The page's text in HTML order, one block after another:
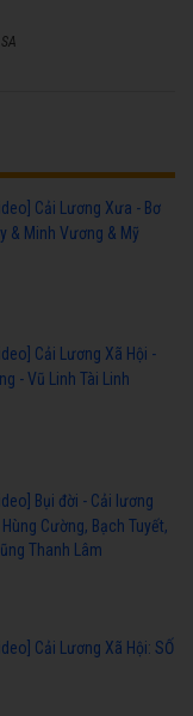
Cải Lương Xưa - Bơ
& Minh Vương & Mỹ
Cải Lương Xã Hội -
- Vũ Linh Tài Linh
Bụi đời - Cải lương
Cường, Bạch Tuyết,
Thanh Lâm
Cải Lương Xã Hội: SỐ